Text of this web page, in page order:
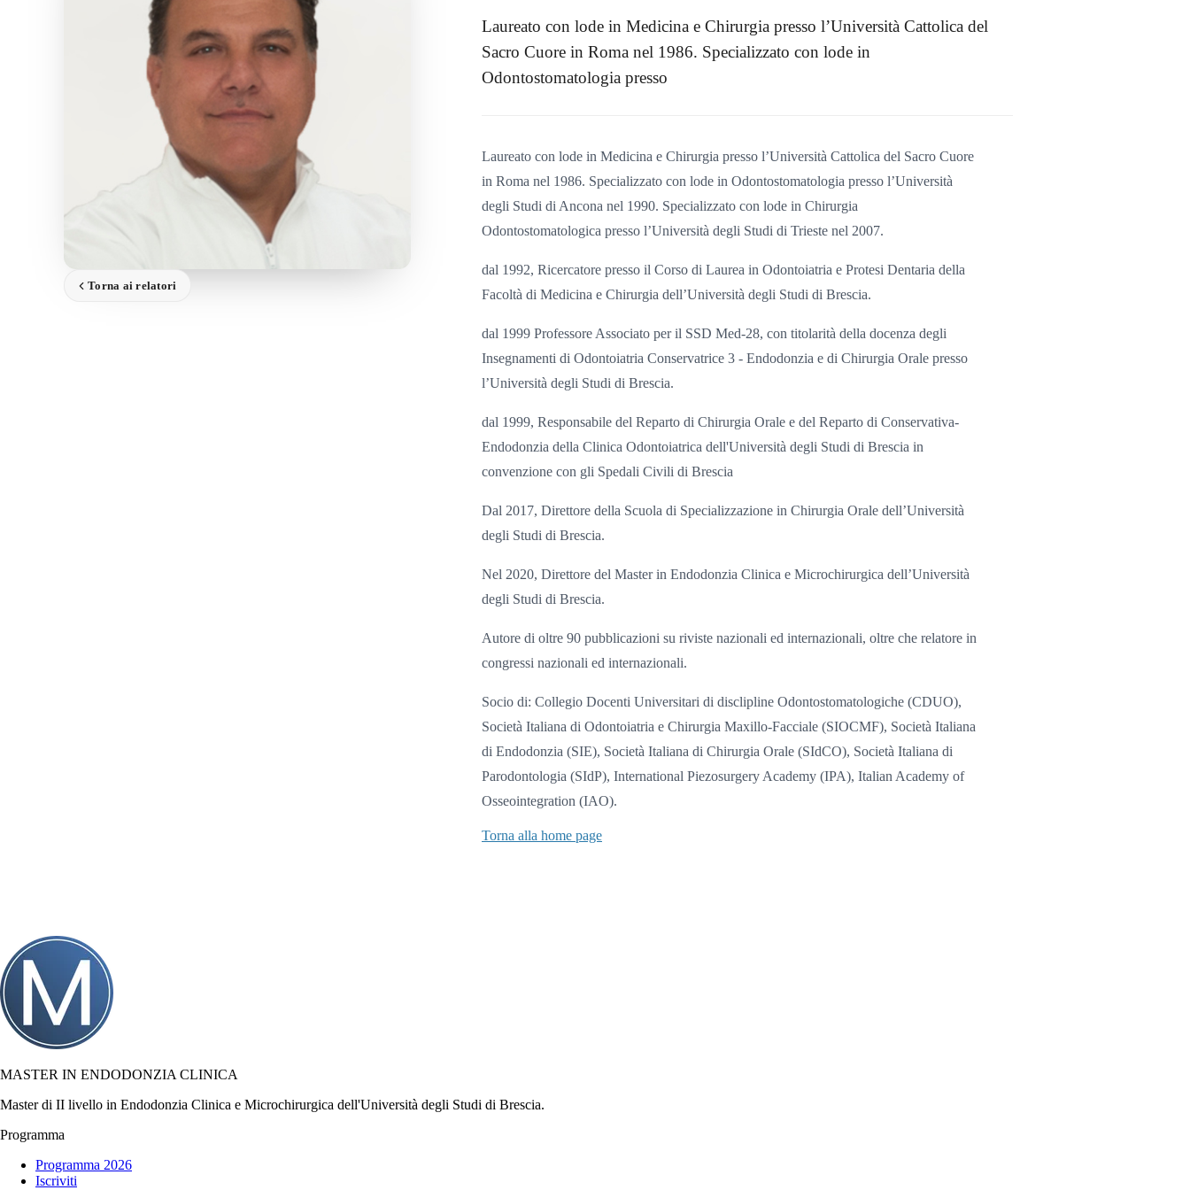
Torna ai relatori
Laureato con lode in Medicina e Chirurgia presso l’Università Cattolica del
Sacro Cuore in Roma nel 1986. Specializzato con lode in
Odontostomatologia presso
Laureato con lode in Medicina e Chirurgia presso l’Università Cattolica del Sacro Cuore
in Roma nel 1986. Specializzato con lode in Odontostomatologia presso l’Università
degli Studi di Ancona nel 1990. Specializzato con lode in Chirurgia
Odontostomatologica presso l’Università degli Studi di Trieste nel 2007.
dal 1992, Ricercatore presso il Corso di Laurea in Odontoiatria e Protesi Dentaria della
Facoltà di Medicina e Chirurgia dell’Università degli Studi di Brescia.
dal 1999 Professore Associato per il SSD Med-28, con titolarità della docenza degli
Insegnamenti di Odontoiatria Conservatrice 3 - Endodonzia e di Chirurgia Orale presso
l’Università degli Studi di Brescia.
dal 1999, Responsabile del Reparto di Chirurgia Orale e del Reparto di Conservativa-
Endodonzia della Clinica Odontoiatrica dell'Università degli Studi di Brescia in
convenzione con gli Spedali Civili di Brescia
Dal 2017, Direttore della Scuola di Specializzazione in Chirurgia Orale dell’Università
degli Studi di Brescia.
Nel 2020, Direttore del Master in Endodonzia Clinica e Microchirurgica dell’Università
degli Studi di Brescia.
Autore di oltre 90 pubblicazioni su riviste nazionali ed internazionali, oltre che relatore in
congressi nazionali ed internazionali.
Socio di: Collegio Docenti Universitari di disclipline Odontostomatologiche (CDUO),
Società Italiana di Odontoiatria e Chirurgia Maxillo-Facciale (SIOCMF), Società Italiana
di Endodonzia (SIE), Società Italiana di Chirurgia Orale (SIdCO), Società Italiana di
Parodontologia (SIdP), International Piezosurgery Academy (IPA), Italian Academy of
Osseointegration (IAO).
Torna alla home page
MASTER IN ENDODONZIA CLINICA
Master di II livello in Endodonzia Clinica e Microchirurgica dell'Università degli Studi di Brescia.
Programma
Programma 2026
Iscriviti